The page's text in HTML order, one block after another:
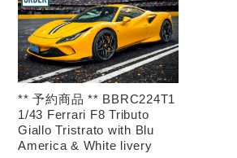
** 予約商品 ** BBRC224T1
1/43 Ferrari F8 Tributo
Giallo Tristrato with Blu
America & White livery